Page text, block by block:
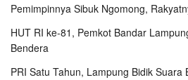
Pemimpinnya Sibuk Ngomong,
HUT RI ke-81, Pemkot Bandar
Bendera
PRI Satu Tahun, Lampung Bidik Suara